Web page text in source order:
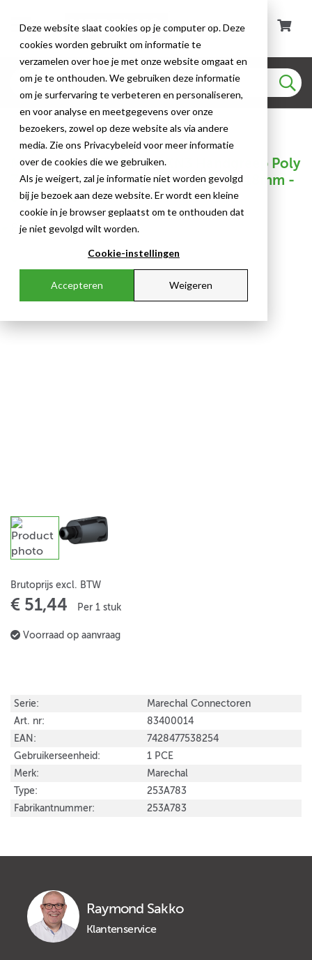
Deze website slaat cookies op je computer op. Deze
cookies worden gebruikt om informatie te
verzamelen over hoe je met onze website omgaat en
om je te onthouden. We gebruiken deze informatie
om je surfervaring te verbeteren en personaliseren,
en voor analyse en meetgegevens over onze
bezoekers, zowel op deze website als via andere
media. Zie ons Privacybeleid voor meer informatie
over de cookies die we gebruiken.
Als je weigert, zal je informatie niet worden gevolgd
bij je bezoek aan deze website. Er wordt een kleine
cookie in je browser geplaatst om te onthouden dat
je niet gevolgd wilt worden.
Cookie-instellingen
Accepteren Weigeren
Marechal Connectoren
Marechal - 253A783 - DXN3 Handgreep Poly
Zwart Size.B +Kabel Wartel M25 12-18mm -
83400014
Serie:
Marechal Connectoren
Art. nr:
83400014
EAN:
7428477538254
Gebruikerseenheid:
1 PCE
Merk:
Marechal
Type:
253A783
Fabrikantnummer:
253A783
Brutoprijs excl. BTW
€ 51,44 Per 1 stuk
Voorraad op aanvraag
Raymond Sakko
Klantenservice